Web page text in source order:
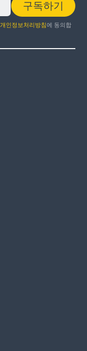
구독하기
개인정보처리방침에 동의합